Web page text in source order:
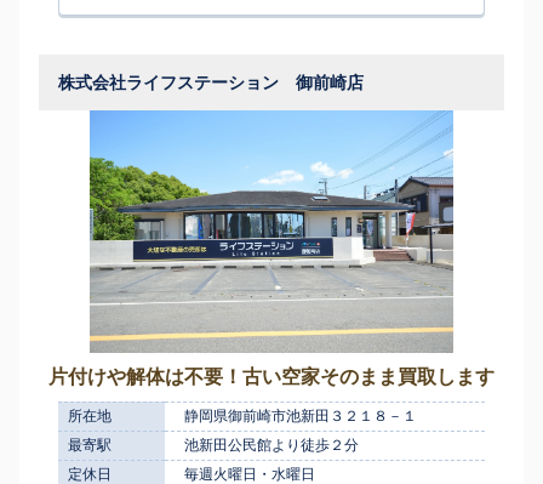
株式会社ライフステーション 御前崎店
片付けや解体は不要！古い空家そのまま買取します
所在地
静岡県御前崎市池新田３２１８－１
最寄駅
池新田公民館より徒歩２分
定休日
毎週火曜日・水曜日